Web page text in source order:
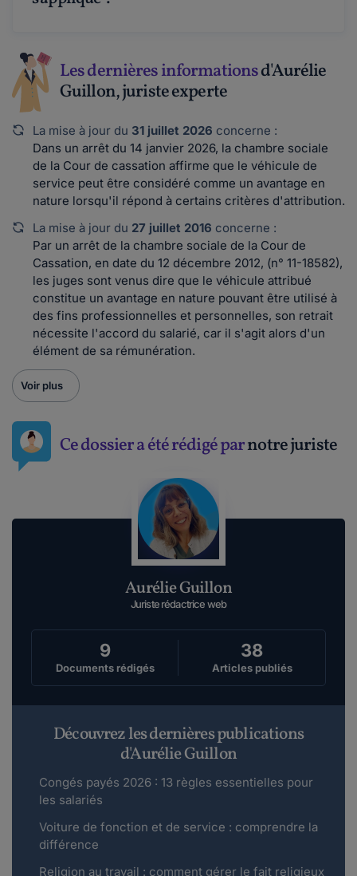
Les dernières informationsd'Aurélie
Guillon, juriste experte
La mise à jour du 31 juillet 2026 concerne :
Dans un arrêt du 14 janvier 2026, la chambre sociale
de la Cour de cassation affirme que le véhicule de
service peut être considéré comme un avantage en
nature lorsqu'il répond à certains critères d'attribution.
La mise à jour du 27 juillet 2016 concerne :
Par un arrêt de la chambre sociale de la Cour de
Cassation, en date du 12 décembre 2012, (n° 11-18582),
les juges sont venus dire que le véhicule attribué
constitue un avantage en nature pouvant être utilisé à
des fins professionnelles et personnelles, son retrait
nécessite l'accord du salarié, car il s'agit alors d'un
élément de sa rémunération.
Voir plus
Ce dossier a été rédigé parnotre juriste
Aurélie Guillon
Juriste rédactrice web
9
Documents rédigés
38
Articles publiés
Découvrez les dernières publications
d'Aurélie Guillon
Congés payés 2026 : 13 règles essentielles pour
les salariés
Voiture de fonction et de service : comprendre la
différence
Religion au travail : comment gérer le fait religieux